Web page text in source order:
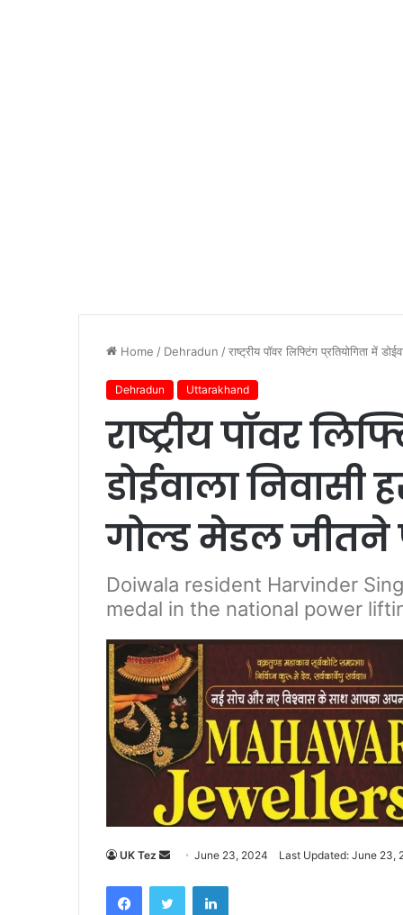
Home / Dehradun /राष्ट्रीय पॉवर लिफ्टिंग प्रतियोगिता में
Dehradun Uttarakhand
राष्ट्रीय पॉवर
डोईवाला निवासी
गोल्ड मेडल जीतने
Doiwala resident Harvinder
medal in the national power
UK Tez
n
June 23, 2024 Last Updated: June 23,